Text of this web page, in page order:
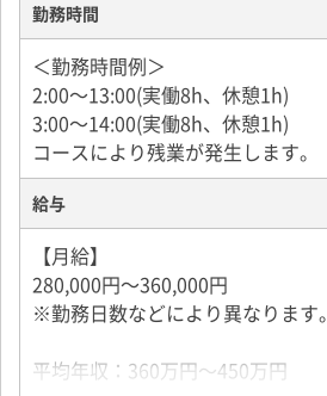
勤務時間
＜勤務時間例＞
2:00～13:00(実働8h、休憩1h)
3:00～14:00(実働8h、休憩1h)
コースにより残業が発生します。
給与
【月給】
280,000円～360,000円
※勤務日数などにより異なります。
平均年収：360万円～450万円